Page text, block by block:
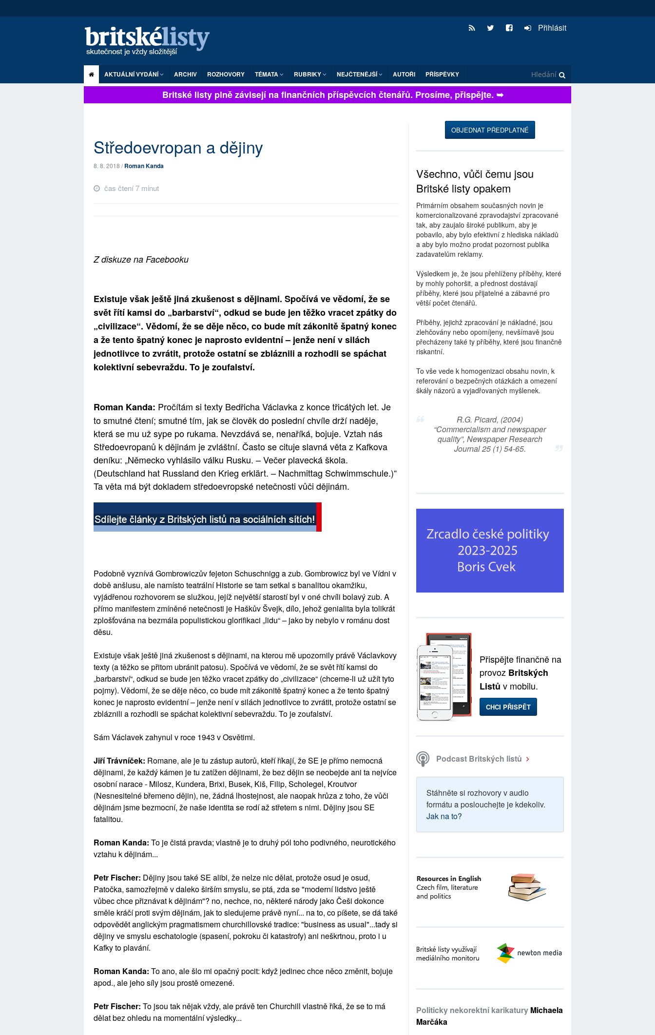
Přihlásit
AKTUÁLNÍ VYDÁNÍ ARCHIV ROZHOVORY TÉMATA RUBRIKY NEJČTENĚJŠÍ AUTOŘI PŘÍSPĚVKY
Britské listy plně závisejí na finančních příspěvcích čtenářů. Prosíme, přispějte. ➥
Středoevropan a dějiny
8. 8. 2018 /Roman Kanda
čas čtení 7 minut
Z diskuze na Facebooku
Existuje však ještě jiná zkušenost s dějinami. Spočívá ve vědomí, že se
svět řítí kamsi do „barbarství“, odkud se bude jen těžko vracet zpátky do
„civilizace“. Vědomí, že se děje něco, co bude mít zákonitě špatný konec
a že tento špatný konec je naprosto evidentní – jenže není v silách
jednotlivce to zvrátit, protože ostatní se zbláznili a rozhodli se spáchat
kolektivní sebevraždu. To je zoufalství.
Roman Kanda: Pročítám si texty Bedřicha Václavka z konce třicátých let. Je
to smutné čtení; smutné tím, jak se člověk do poslední chvíle drží naděje,
která se mu už sype po rukama. Nevzdává se, nenaříká, bojuje. Vztah nás
Středoevropanů k dějinám je zvláštní. Často se cituje slavná věta z Kafkova
deníku: „Německo vyhlásilo válku Rusku. – Večer plavecká škola.
(Deutschland hat Russland den Krieg erklärt. – Nachmittag Schwimmschule.)“
Ta věta má být dokladem středoevropské netečnosti vůči dějinám.
Podobně vyznívá Gombrowiczův fejeton Schuschnigg a zub. Gombrowicz byl ve Vídni v
době anšlusu, ale namísto teatrální Historie se tam setkal s banalitou okamžiku,
vyjádřenou rozhovorem se služkou, jejíž největší starostí byl v oné chvíli bolavý zub. A
přímo manifestem zmíněné netečnosti je Haškův Švejk, dílo, jehož genialita byla tolikrát
zplošťována na bezmála populistickou glorifikaci „lidu“ – jako by nebylo v románu dost
děsu.
Existuje však ještě jiná zkušenost s dějinami, na kterou mě upozornily právě Václavkovy
texty (a těžko se přitom ubránit patosu). Spočívá ve vědomí, že se svět řítí kamsi do
„barbarství“, odkud se bude jen těžko vracet zpátky do „civilizace“ (chceme-li už užít tyto
pojmy). Vědomí, že se děje něco, co bude mít zákonitě špatný konec a že tento špatný
konec je naprosto evidentní – jenže není v silách jednotlivce to zvrátit, protože ostatní se
zbláznili a rozhodli se spáchat kolektivní sebevraždu. To je zoufalství.
Sám Václavek zahynul v roce 1943 v Osvětimi.
Jiří Trávníček: Romane, ale je tu zástup autorů, kteří říkají, že SE je přímo nemocná
dějinami, že každý kámen je tu zatížen dějinami, že bez dějin se neobejde ani ta nejvíce
osobní narace - Milosz, Kundera, Brixi, Busek, Kiš, Filip, Scholegel, Kroutvor
(Nesnesitelné břemeno dějin), ne, žádná lhostejnost, ale naopak hrůza z toho, že vůči
dějinám jsme bezmocní, že naše identita se rodí až střetem s nimi. Dějiny jsou SE
fatalitou.
Roman Kanda: To je čistá pravda; vlastně je to druhý pól toho podivného, neurotického
vztahu k dějinám...
Petr Fischer: Dějiny jsou také SE alibi, že nelze nic dělat, protože osud je osud,
Patočka, samozřejmě v daleko širším smyslu, se ptá, zda se "moderní lidstvo ještě
vůbec chce přiznávat k dějinám"? no, nechce, no, některé národy jako Češi dokonce
směle kráčí proti svým dějinám, jak to sledujeme právě nyní... na to, co píšete, se dá také
odpovědět anglickým pragmatismem churchillovské tradice: "business as usual"...tady si
dějiny ve smyslu eschatologie (spasení, pokroku či katastrofy) ani neškrtnou, proto i u
Kafky to plavání.
Roman Kanda: To ano, ale šlo mi opačný pocit: když jedinec chce něco změnit, bojuje
apod., ale jeho síly jsou prostě omezené.
Petr Fischer: To jsou tak nějak vždy, ale právě ten Churchill vlastně říká, že se to má
dělat bez ohledu na momentální výsledky...
OBJEDNAT PŘEDPLATNÉ
Všechno, vůči čemu jsou
Britské listy opakem
Primárním obsahem současných novin je
komercionalizované zpravodajství zpracované
tak, aby zaujalo široké publikum, aby je
pobavilo, aby bylo efektivní z hlediska nákladů
a aby bylo možno prodat pozornost publika
zadavatelům reklamy.
Výsledkem je, že jsou přehlíženy příběhy, které
by mohly pohoršit, a přednost dostávají
příběhy, které jsou přijatelné a zábavné pro
větší počet čtenářů.
Příběhy, jejichž zpracování je nákladné, jsou
zlehčovány nebo opomíjeny, nevšímavě jsou
přecházeny také ty příběhy, které jsou finančně
riskantní.
To vše vede k homogenizaci obsahu novin, k
referování o bezpečných otázkách a omezení
škály názorů a vyjadřovaných myšlenek.
R.G. Picard, (2004)
“Commercialism and newspaper
quality”, Newspaper Research
Journal 25 (1) 54-65.
Přispějte finančně na
provoz Britských
Listů v mobilu.
CHCI PŘISPĚT
Podcast Britských listů
Stáhněte si rozhovory v audio
formátu a poslouchejte je kdekoliv.
Jak na to?
Politicky nekorektní karikatury Michaela
Marčáka